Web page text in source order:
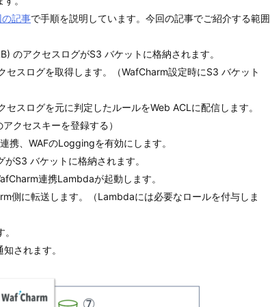
記事で手順を説明しています。今回の記事でご紹介する範囲
のアクセスログがS3 バケットに格納されます。
スログを取得します。（WafCharm設定時にS3 バケット
スログを元に判定したルールをWeb ACLに配信します。
クセスキーを登録する）
、WAFのLoggingを有効にします。
S3 バケットに格納されます。
連携Lambdaが起動します。
に転送します。（Lambdaには必要なロールを付与しま
されます。